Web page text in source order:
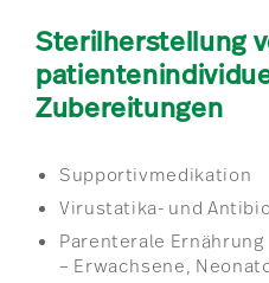
Sterilherstellung
Zubereitungen
Supportivmedikation
Virustatika- und
Parenterale Ernährung
– Erwachsene,